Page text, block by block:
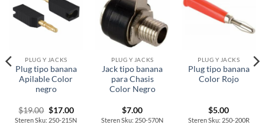
PLUG Y JACKS
Plug tipo banana
Apilable Color
negro
$19.00 Original
price
was:
$17.00Current
price
is:
Steren Sku: 250-215N
PLUG Y JACKS
Jack tipo banana
para Chasis
Color Negro
$7.00
Steren Sku: 250-570N
PLUG Y JACKS
Plug tipo banana
Color Rojo
$5.00
Steren Sku: 250-200R